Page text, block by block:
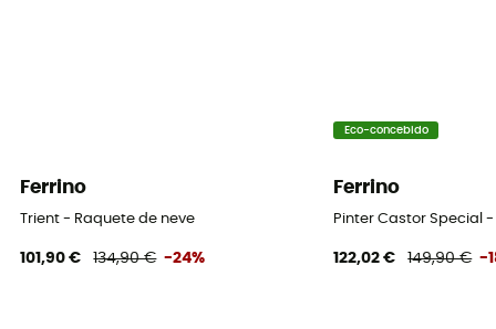
Ferrino
Trient - Raquete de neve
101,90 € 134,90 € -24%
Eco-concebido
Ferrino
Pinter Castor Special
122,02 € 149,90 € -